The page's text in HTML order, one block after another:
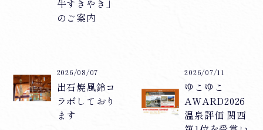
牛すきやき」
のご案内
2026/08/07
出石焼風鈴コ
ラボしており
ます
2026/07/11
ゆこゆこ
AWARD2026
温泉評価 関西